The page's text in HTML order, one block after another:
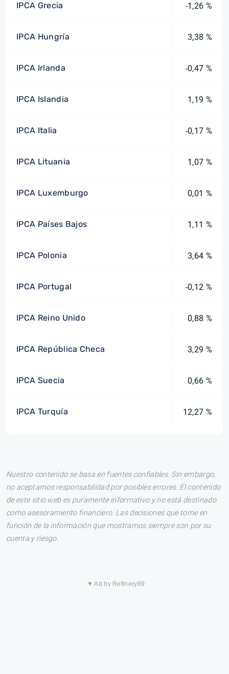
IPCA Grecia -1,26 %
IPCA Hungría 3,38 %
IPCA Irlanda -0,47 %
IPCA Islandia 1,19 %
IPCA Italia -0,17 %
IPCA Lituania 1,07 %
IPCA Luxemburgo 0,01 %
IPCA Países Bajos 1,11 %
IPCA Polonia 3,64 %
IPCA Portugal -0,12 %
IPCA Reino Unido 0,88 %
IPCA República Checa 3,29 %
IPCA Suecia 0,66 %
IPCA Turquía 12,27 %
Nuestro contenido se basa en fuentes confiables. Sin embargo,
no aceptamos responsabilidad por posibles errores. El contenido
de este sitio web es puramente informativo y no está destinado
como asesoramiento financiero. Las decisiones que tome en
función de la información que mostramos siempre son por su
cuenta y riesgo.
▼ Ad by Refinery89